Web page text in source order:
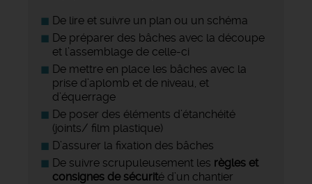
De lire et suivre un plan ou un schéma
De préparer des bâches avec la découpe
et l’assemblage de celle-ci
De mettre en place les bâches avec la
prise d’aplomb et de niveau, et
d’équerrage
De poser des éléments d’étanchéité
(joints/ film plastique)
D’assurer la fixation des bâches
De suivre scrupuleusement les règles et
consignes de sécurité d’un chantier